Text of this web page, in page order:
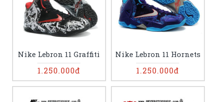
Nike Lebron 11 Graffiti
1.250.000đ
Nike Lebron 11 Hornets
1.250.000đ